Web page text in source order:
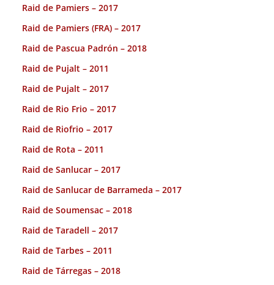
Raid de Pamiers – 2017
Raid de Pamiers (FRA) – 2017
Raid de Pascua Padrón – 2018
Raid de Pujalt – 2011
Raid de Pujalt – 2017
Raid de Rio Frio – 2017
Raid de Riofrio – 2017
Raid de Rota – 2011
Raid de Sanlucar – 2017
Raid de Sanlucar de Barrameda – 2017
Raid de Soumensac – 2018
Raid de Taradell – 2017
Raid de Tarbes – 2011
Raid de Tárregas – 2018